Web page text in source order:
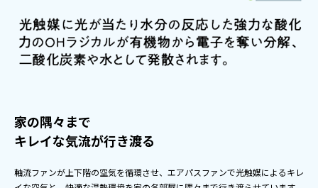
家の隅々まで
キレイな気流が行き渡る
軸流ファンが上下階の空気を循環させ、エアパスファンで光触媒によるキレ